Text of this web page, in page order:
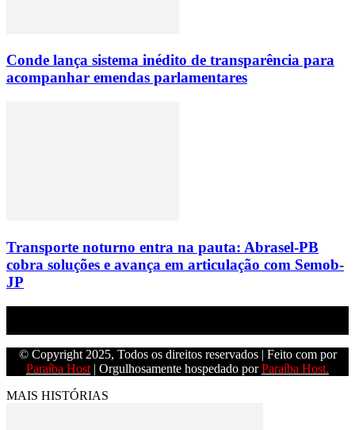
Conde lança sistema inédito de transparência para
acompanhar emendas parlamentares
Transporte noturno entra na pauta: Abrasel-PB
cobra soluções e avança em articulação com Semob-
JP
© Copyright 2025, Todos os direitos reservados | Feito com por
Paraíba Host | Orgulhosamente hospedado porParaíba Host.
MAIS HISTÓRIAS